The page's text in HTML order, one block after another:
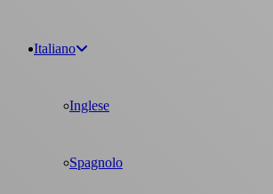
Italiano
Inglese
Spagnolo